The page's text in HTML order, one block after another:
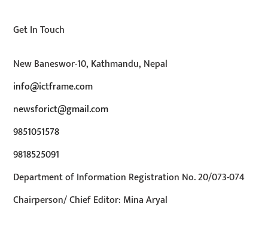
Get In Touch
New Baneswor-10, Kathmandu, Nepal
info@ictframe.com
newsforict@gmail.com
9851051578
9818525091
Department of Information Registration No. 20/073-074
Chairperson/ Chief Editor: Mina Aryal